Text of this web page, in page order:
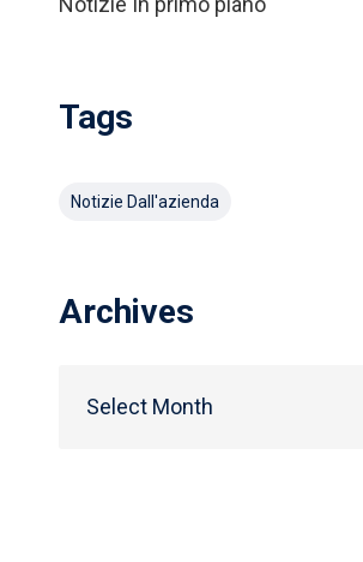
Tags
Notizie Dall'azienda
Archives
Select Month